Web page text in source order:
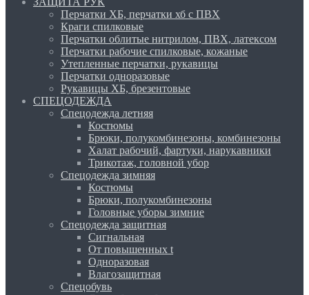
Перчатки ХБ, перчатки хб с ПВХ
Краги спилковые
Перчатки облитые нитрилом, ПВХ, латексом
Перчатки рабочие спилковые, кожаные
Утепленные перчатки, рукавицы
Перчатки одноразовые
Рукавицы ХБ, брезентовые
СПЕЦОДЕЖДА
Спецодежда летняя
Костюмы
Брюки, полукомбинезоны, комбинезоны
Халат рабочий, фартуки, нарукавники
Трикотаж, головной убор
Спецодежда зимняя
Костюмы
Брюки, полукомбинезоны
Головные уборы зимние
Спецодежда защитная
Сигнальная
От повышенных t
Одноразовая
Влагозащитная
Спецобувь